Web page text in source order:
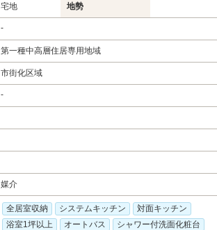
宅地 地勢
-
第一種中高層住居専用地域
市街化区域
-
媒介
全居室収納 システムキッチン
対面キッチン
浴室1坪以上
オートバス
シャワー付洗面化粧台